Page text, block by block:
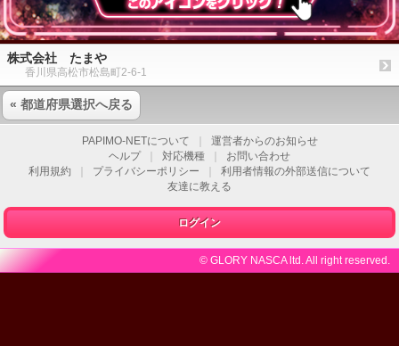
株式会社 たまや
香川県高松市松島町2-6-1
« 都道府県選択へ戻る
PAPIMO-NETについて
運営者からのお知らせ
ヘルプ
対応機種
お問い合わせ
利用規約
プライバシーポリシー
利用者情報の外部送信について
友達に教える
ログイン
© GLORY NASCA ltd. All right reserved.